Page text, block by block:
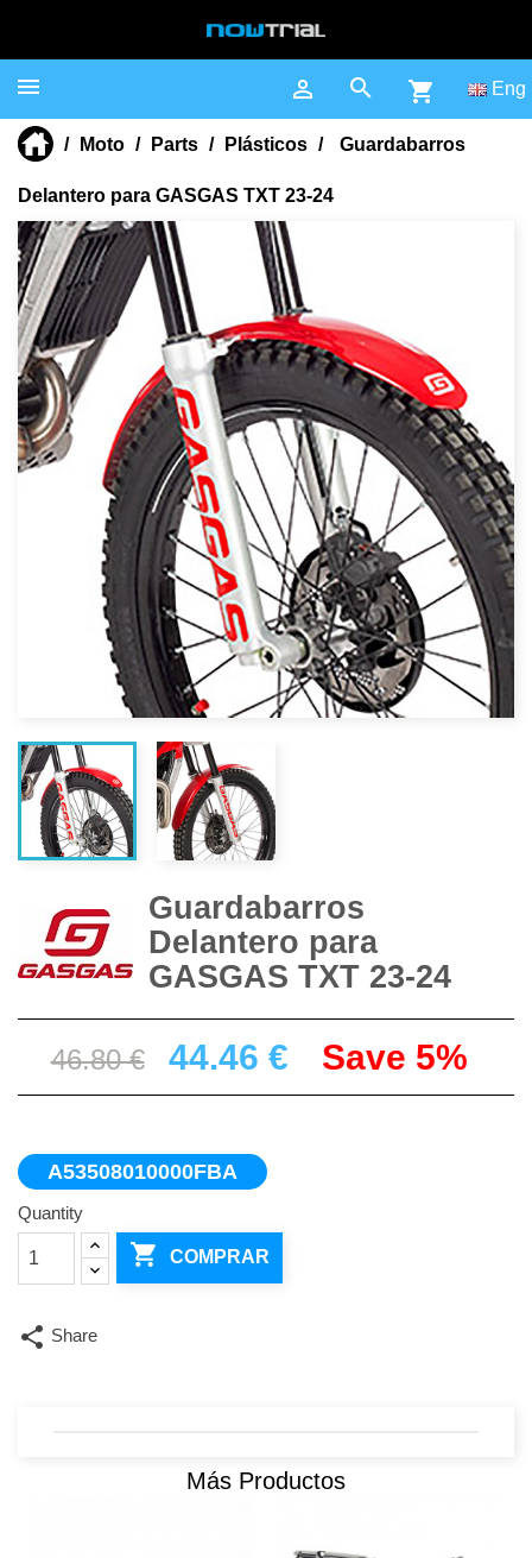
 Eng
shopping_cart


Moto Parts Plásticos Guardabarros
Delantero para GASGAS TXT 23-24
Guardabarros
Delantero para
GASGAS TXT 23-24
46.80 € 44.46 € Save 5%
A53508010000FBA
Quantity
 COMPRAR
share Share
Más Productos